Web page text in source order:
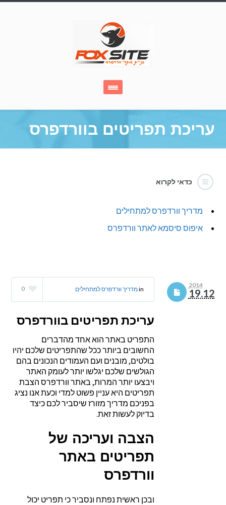
עריכת תפריטים בוורדפרס
כדאי לקרוא
מדריך וורדפרס למתחילים
איפוס סיסמא לאתר וורדפרס
2014
19.12
inמדריך וורדפרס למתחילים 0
עריכת תפריטים בוורדפרס
התפריט באתר הוא אחד מהדברים
החשובים ביותר ככל שהתפריטים שלכם יהיו
בולטים, מובנים ועם העמודים הנכונים בהם
הגולשים שלכם יגלשו יותר לעומק האתר
ויבצעו יותר המרות, באתר וורדפרס הצבת
תפריטים היא עניין פשוט למדי וכעת אנו נציג
בפניכם מדריך מזורז שיסביר לכם כיצד
בדיוק לעשות זאת.
הצבה ועריכה של
תפריטים באתר
וורדפרס
ובכן ראשית נפתח ונסביר כי תפריט יכול